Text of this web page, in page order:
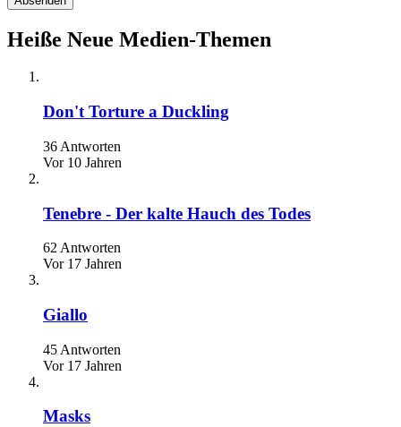
Heiße Neue Medien-Themen
Don't Torture a Duckling
36 Antworten
Vor 10 Jahren
Tenebre - Der kalte Hauch des Todes
62 Antworten
Vor 17 Jahren
Giallo
45 Antworten
Vor 17 Jahren
Masks